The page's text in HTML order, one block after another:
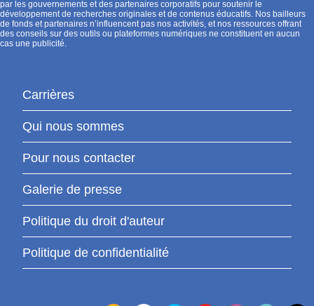
par les gouvernements et des partenaires corporatifs pour soutenir le
développement de recherches originales et de contenus éducatifs. Nos bailleurs
de fonds et partenaires n’influencent pas nos activités, et nos ressources offrant
des conseils sur des outils ou plateformes numériques ne constituent en aucun
cas une publicité.
Carrières
Qui nous sommes
Pour nous contacter
Galerie de presse
Politique du droit d'auteur
Politique de confidentialité